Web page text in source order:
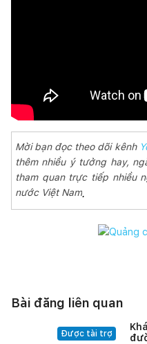
Mời bạn đọc theo dõi kênh
thêm nhiều ý tưởng hay,
tham quan trực tiếp nhiều
nước Việt Nam.
Bài đăng liên quan
Được tài trợ